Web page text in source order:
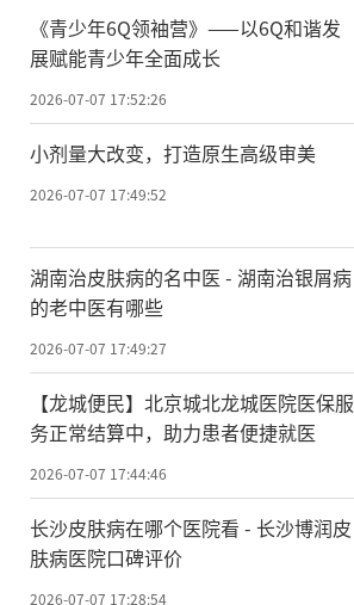
《青少年6Q领袖营》——以6Q和谐发
展赋能青少年全面成长
2026-07-07 17:52:26
小剂量大改变，打造原生高级审美
2026-07-07 17:49:52
湖南治皮肤病的名中医 - 湖南治银屑病
的老中医有哪些
2026-07-07 17:49:27
【龙城便民】北京城北龙城医院医保服
务正常结算中，助力患者便捷就医
2026-07-07 17:44:46
长沙皮肤病在哪个医院看 - 长沙博润皮
肤病医院口碑评价
2026-07-07 17:28:54